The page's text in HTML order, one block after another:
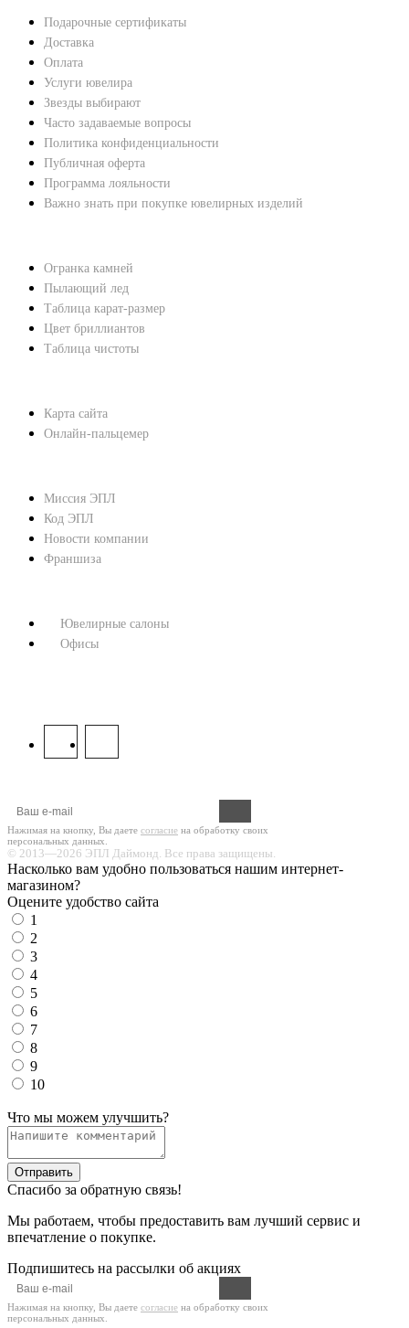
Подарочные сертификаты
Доставка
Оплата
Услуги ювелира
Звезды выбирают
Часто задаваемые вопросы
Политика конфиденциальности
Публичная оферта
Программа лояльности
Важно знать при покупке ювелирных изделий
Огранка камней
Пылающий лед
Таблица карат-размер
Цвет бриллиантов
Таблица чистоты
Карта сайта
Онлайн-пальцемер
Миссия ЭПЛ
Код ЭПЛ
Новости компании
Франшиза
Ювелирные салоны
Офисы
Нажимая на кнопку, Вы даете согласие на обработку своих
персональных данных.
© 2013—2026 ЭПЛ Даймонд. Все права защищены.
Насколько вам удобно пользоваться нашим интернет-
магазином?
Оцените удобство сайта
1
2
3
4
5
6
7
8
9
10
Что мы можем улучшить?
Отправить
Спасибо за обратную связь!
Мы работаем, чтобы предоставить вам лучший сервис и
впечатление о покупке.
Подпишитесь на рассылки об акциях
Нажимая на кнопку, Вы даете согласие на обработку своих
персональных данных.